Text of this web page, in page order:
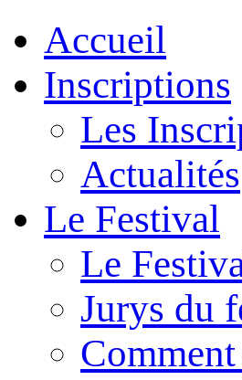
Accueil
Inscriptions
Les
Actualités
Le Festival
Le
Jurys du